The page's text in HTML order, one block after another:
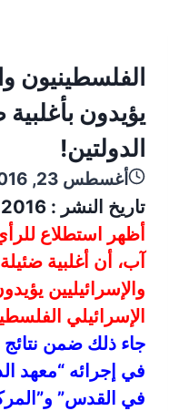
الفلسطينيون
يؤيدون
الدولتين!
أغسطس 23, 2016 10:47 ص
تاريخ النشر : 2016 / 08 / 23
آب، أن أغلبية
والإسرائيليين
الإسرائيلي
جاء ذلك ضمن
في إجرائه “معهد
في القدس”